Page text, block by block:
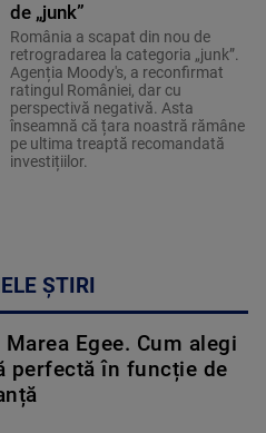
de „junk”
România a scapat din nou de
retrogradarea la categoria „junk”.
Agenția Moody's, a reconfirmat
ratingul României, dar cu
perspectivă negativă. Asta
înseamnă că țara noastră rămâne
pe ultima treaptă recomandată
investițiilor.
ȘTIRI
Egee. Cum alegi
perfectă în funcție de